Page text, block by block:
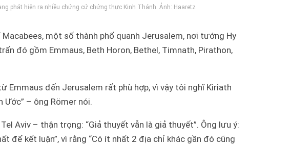
phát hiện ra nhiều chứng cứ chứng thực Kinh Thánh. Ảnh: Haaretz
một số thành phố quanh Jerusalem, nơi tướng Hy
đó gồm Emmaus, Beth Horon, Bethel, Timnath, Pirathon,
Emmaus đến Jerusalem rất phù hợp, vì vậy tôi nghĩ Kiriath
Ước” – ông Römer nói.
Aviv – thận trọng: “Giả thuyết vẫn là giả thuyết”. Ông lưu ý:
để kết luận”, vì rằng “Có ít nhất 2 địa chỉ khác gần đó cũng